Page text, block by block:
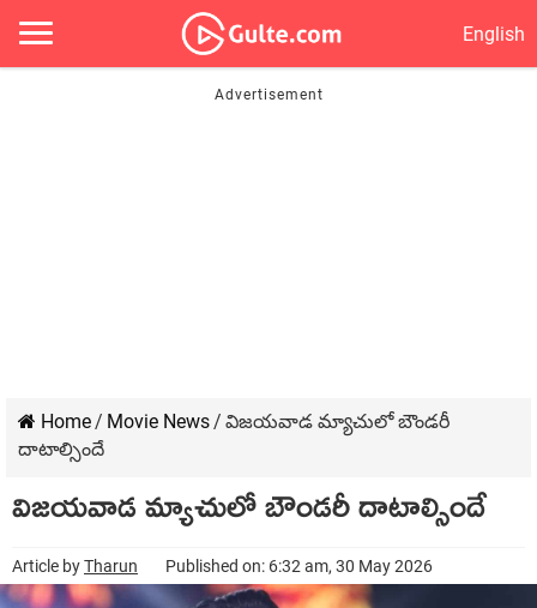
English
Home/ Movie News/ విజయవాడ మ్యాచులో బౌండరీ
దాటాల్సిందే
విజయవాడ మ్యాచులో బౌండరీ దాటాల్సిందే
Article byTharun Published on: 6:32 am, 30 May 2026